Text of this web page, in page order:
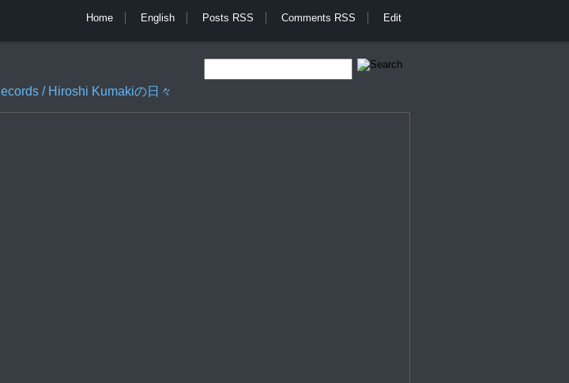
Home English Posts RSS Comments RSS Edit
/ Hiroshi Kumakiの日々